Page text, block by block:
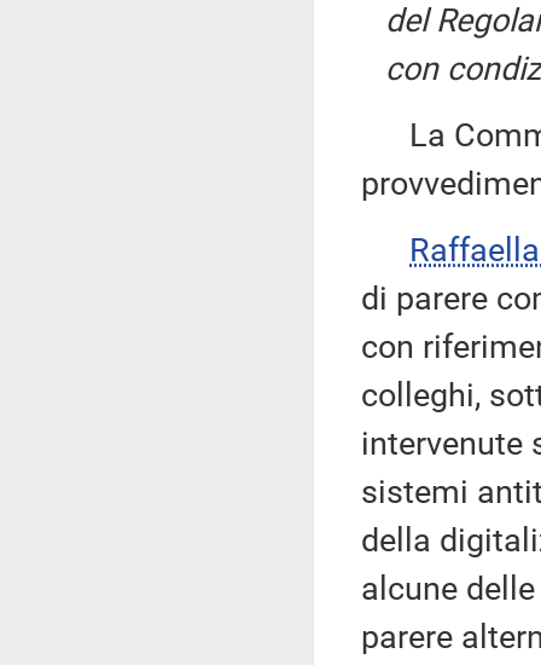
del
con
La
di parere
con
colleghi,
intervenute
sistemi
della
alcune
parere